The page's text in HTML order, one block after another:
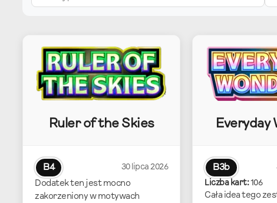
Ruler of the Skies
B4
30 lipca 2026
Dodatek ten jest mocno
zakorzeniony w motywach
Everyday
B3b
Liczba kart:106
Cała idea tego